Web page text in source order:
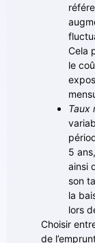
Cela
le
Taux
5
ainsi
son
la
lors
Choisir
de